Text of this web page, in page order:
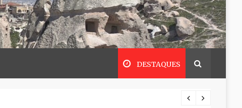
DESTAQUES